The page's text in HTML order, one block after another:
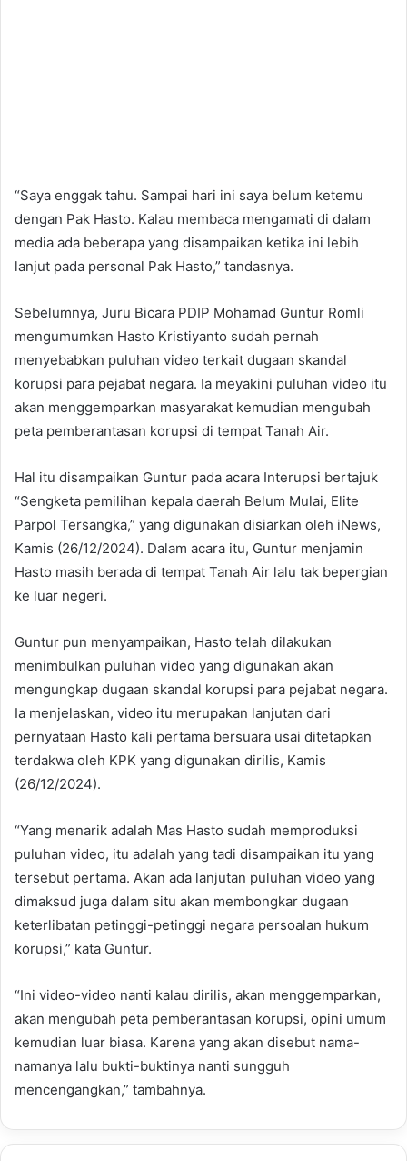
“Saya enggak tahu. Sampai hari ini saya belum ketemu
dengan Pak Hasto. Kalau membaca mengamati di dalam
media ada beberapa yang disampaikan ketika ini lebih
lanjut pada personal Pak Hasto,” tandasnya.
Sebelumnya, Juru Bicara PDIP Mohamad Guntur Romli
mengumumkan Hasto Kristiyanto sudah pernah
menyebabkan puluhan video terkait dugaan skandal
korupsi para pejabat negara. Ia meyakini puluhan video itu
akan menggemparkan masyarakat kemudian mengubah
peta pemberantasan korupsi di tempat Tanah Air.
Hal itu disampaikan Guntur pada acara Interupsi bertajuk
“Sengketa pemilihan kepala daerah Belum Mulai, Elite
Parpol Tersangka,” yang digunakan disiarkan oleh iNews,
Kamis (26/12/2024). Dalam acara itu, Guntur menjamin
Hasto masih berada di tempat Tanah Air lalu tak bepergian
ke luar negeri.
Guntur pun menyampaikan, Hasto telah dilakukan
menimbulkan puluhan video yang digunakan akan
mengungkap dugaan skandal korupsi para pejabat negara.
Ia menjelaskan, video itu merupakan lanjutan dari
pernyataan Hasto kali pertama bersuara usai ditetapkan
terdakwa oleh KPK yang digunakan dirilis, Kamis
(26/12/2024).
“Yang menarik adalah Mas Hasto sudah memproduksi
puluhan video, itu adalah yang tadi disampaikan itu yang
tersebut pertama. Akan ada lanjutan puluhan video yang
dimaksud juga dalam situ akan membongkar dugaan
keterlibatan petinggi-petinggi negara persoalan hukum
korupsi,” kata Guntur.
“Ini video-video nanti kalau dirilis, akan menggemparkan,
akan mengubah peta pemberantasan korupsi, opini umum
kemudian luar biasa. Karena yang akan disebut nama-
namanya lalu bukti-buktinya nanti sungguh
mencengangkan,” tambahnya.